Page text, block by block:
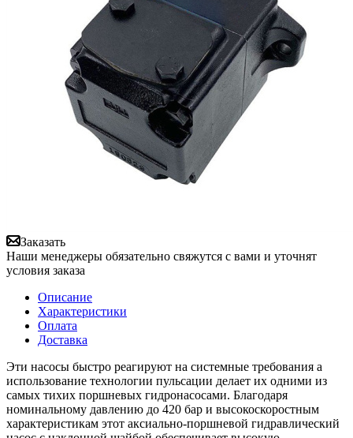
Заказать
Наши менеджеры обязательно свяжутся с вами и уточнят
условия заказа
Описание
Характеристики
Оплата
Доставка
Эти насосы быстро реагируют на системные требования а
использование технологии пульсации делает их одними из
самых тихих поршневых гидронасосами. Благодаря
номинальному давлению до 420 бар и высокоскоростным
характеристикам этот аксиально-поршневой гидравлический